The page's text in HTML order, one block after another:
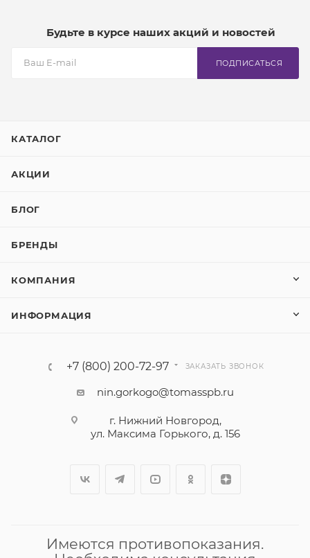
Будьте в курсе наших акций и новостей
ПОДПИСАТЬСЯ
КАТАЛОГ
АКЦИИ
БЛОГ
БРЕНДЫ
КОМПАНИЯ
ИНФОРМАЦИЯ
+7 (800) 200-72-97 ЗАКАЗАТЬ ЗВОНОК
nin.gorkogo@tomasspb.ru
г. Нижний Новгород,
ул. Максима Горького, д. 156
Имеются противопоказания.